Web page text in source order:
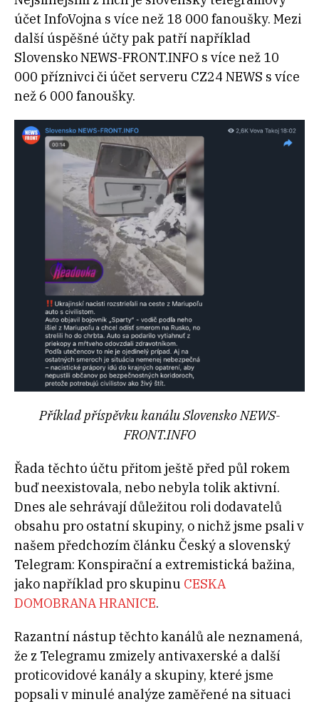
účet InfoVojna s více než 18 000 fanoušky. Mezi
další úspěšné účty pak patří například
Slovensko NEWS-FRONT.INFO s více než 10
000 příznivci či účet serveru CZ24 NEWS s více
než 6 000 fanoušky.
Příklad příspěvku kanálu Slovensko NEWS-
FRONT.INFO
Řada těchto účtu přitom ještě před půl rokem
buď neexistovala, nebo nebyla tolik aktivní.
Dnes ale sehrávají důležitou roli dodavatelů
obsahu pro ostatní skupiny, o nichž jsme psali v
našem předchozím článku Český a slovenský
Telegram: Konspirační a extremistická bažina,
jako například pro skupinu CESKA
DOMOBRANA HRANICE.
Razantní nástup těchto kanálů ale neznamená,
že z Telegramu zmizely antivaxerské a další
proticovidové kanály a skupiny, které jsme
popsali v minulé analýze zaměřené na situaci